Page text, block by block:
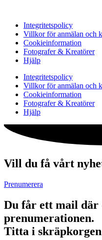
Integritetspolicy
Villkor för anmälan och
Cookieinformation
Fotografer & Kreatörer
Hjälp
Integritetspolicy
Villkor för anmälan och
Cookieinformation
Fotografer & Kreatörer
Hjälp
Vill du få vårt
Prenumerera
Du får ett mail där
prenumerationen.
Titta i